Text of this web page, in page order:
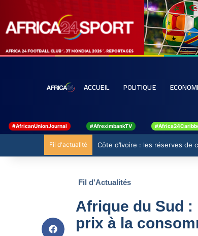
ACCUEIL POLITIQUE
#AfricanUnionJournal #AfreximbankTV
Fil d'actualité Côte d’Ivoire : les réserves de
Fil d'Actualités
Afrique du Sud :
prix à la